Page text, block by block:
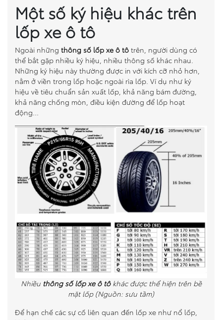
Một số ký hiệu khác trên
lốp xe ô tô
Ngoài những thông số lốp xe ô tô trên, người dùng có
thể bắt gặp nhiều ký hiệu, nhiều thông số khác nhau.
Những ký hiệu này thường được in với kích cỡ nhỏ hơn,
nằm ở viền trong lốp hoặc ngoài rìa lốp. Ví dụ như ký
hiệu về tiêu chuẩn sản xuất lốp, khả năng bám đường,
khả năng chống mòn, điều kiện đường để lốp hoạt
động…
Nhiều thông số lốp xe ô tôkhác được thể hiện trên bề
mặt lốp (Nguồn: sưu tầm)
Để hạn chế các sự cố liên quan đến lốp xe như nổ lốp,